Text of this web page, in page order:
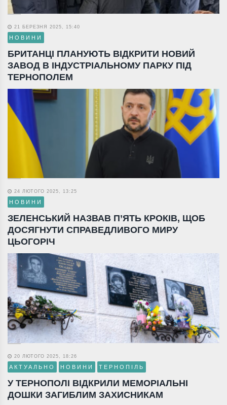
21 БЕРЕЗНЯ 2025, 15:40
НОВИНИ
БРИТАНЦІ ПЛАНУЮТЬ ВІДКРИТИ НОВИЙ
ЗАВОД В ІНДУСТРІАЛЬНОМУ ПАРКУ ПІД
ТЕРНОПОЛЕМ
24 ЛЮТОГО 2025, 13:25
НОВИНИ
ЗЕЛЕНСЬКИЙ НАЗВАВ П’ЯТЬ КРОКІВ, ЩОБ
ДОСЯГНУТИ СПРАВЕДЛИВОГО МИРУ
ЦЬОГОРІЧ
20 ЛЮТОГО 2025, 18:26
АКТУАЛЬНО НОВИНИ ТЕРНОПІЛЬ
У ТЕРНОПОЛІ ВІДКРИЛИ МЕМОРІАЛЬНІ
ДОШКИ ЗАГИБЛИМ ЗАХИСНИКАМ